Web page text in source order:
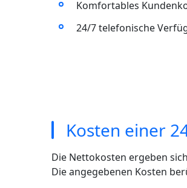
Komfortables
24/7 telefonische
Kosten einer
Die Nettokosten ergeben
Die angegebenen Kosten